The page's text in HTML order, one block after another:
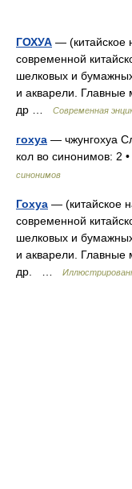
ГОХУА — (китайское
современной
шелковых и
и акварели.
др …
Современная
гохуа — чжунгохуа
кол во синонимов: 2
синонимов
Гохуа — (китайское
современной
шелковых и
и акварели.
др. …